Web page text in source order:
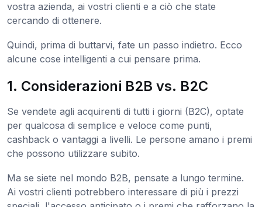
vostra azienda, ai vostri clienti e a ciò che state
cercando di ottenere.
Quindi, prima di buttarvi, fate un passo indietro. Ecco
alcune cose intelligenti a cui pensare prima.
1. Considerazioni B2B vs. B2C
Se vendete agli acquirenti di tutti i giorni (B2C), optate
per qualcosa di semplice e veloce come punti,
cashback o vantaggi a livelli. Le persone amano i premi
che possono utilizzare subito.
Ma se siete nel mondo B2B, pensate a lungo termine.
Ai vostri clienti potrebbero interessare di più i prezzi